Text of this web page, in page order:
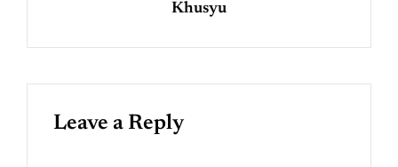
Khusyu
Leave a Reply